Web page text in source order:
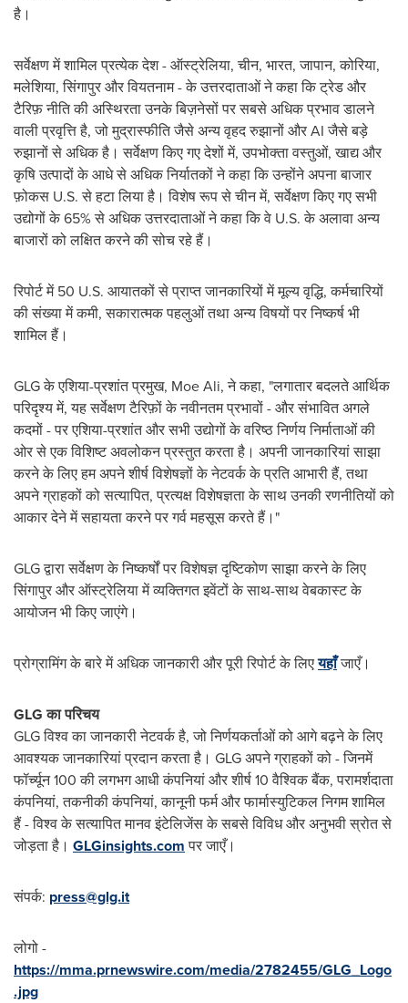
है।
सर्वेक्षण में शामिल प्रत्येक देश - ऑस्ट्रेलिया, चीन, भारत, जापान, कोरिया,
मलेशिया, सिंगापुर और वियतनाम - के उत्तरदाताओं ने कहा कि ट्रेड और
टैरिफ़ नीति की अस्थिरता उनके बिज़नेसों पर सबसे अधिक प्रभाव डालने
वाली प्रवृत्ति है, जो मुद्रास्फीति जैसे अन्य वृहद रुझानों और AI जैसे बड़े
रुझानों से अधिक है। सर्वेक्षण किए गए देशों में, उपभोक्ता वस्तुओं, खाद्य और
कृषि उत्पादों के आधे से अधिक निर्यातकों ने कहा कि उन्होंने अपना बाजार
फ़ोकस U.S. से हटा लिया है। विशेष रूप से चीन में, सर्वेक्षण किए गए सभी
उद्योगों के 65% से अधिक उत्तरदाताओं ने कहा कि वे U.S. के अलावा अन्य
बाजारों को लक्षित करने की सोच रहे हैं।
रिपोर्ट में 50 U.S. आयातकों से प्राप्त जानकारियों में मूल्य वृद्धि, कर्मचारियों
की संख्या में कमी, सकारात्मक पहलुओं तथा अन्य विषयों पर निष्कर्ष भी
शामिल हैं।
GLG के एशिया-प्रशांत प्रमुख, Moe Ali, ने कहा, "लगातार बदलते आर्थिक
परिदृश्य में, यह सर्वेक्षण टैरिफ़ों के नवीनतम प्रभावों - और संभावित अगले
कदमों - पर एशिया-प्रशांत और सभी उद्योगों के वरिष्ठ निर्णय निर्माताओं की
ओर से एक विशिष्ट अवलोकन प्रस्तुत करता है। अपनी जानकारियां साझा
करने के लिए हम अपने शीर्ष विशेषज्ञों के नेटवर्क के प्रति आभारी हैं, तथा
अपने ग्राहकों को सत्यापित, प्रत्यक्ष विशेषज्ञता के साथ उनकी रणनीतियों को
आकार देने में सहायता करने पर गर्व महसूस करते हैं।"
GLG द्वारा सर्वेक्षण के निष्कर्षों पर विशेषज्ञ दृष्टिकोण साझा करने के लिए
सिंगापुर और ऑस्ट्रेलिया में व्यक्तिगत इवेंटों के साथ-साथ वेबकास्ट के
आयोजन भी किए जाएंगे।
प्रोग्रामिंग के बारे में अधिक जानकारी और पूरी रिपोर्ट के लिएयहाँजाएँ।
GLG का परिचय
GLG विश्व का जानकारी नेटवर्क है, जो निर्णयकर्ताओं को आगे बढ़ने के लिए
आवश्यक जानकारियां प्रदान करता है। GLG अपने ग्राहकों को - जिनमें
फॉर्च्यून 100 की लगभग आधी कंपनियां और शीर्ष 10 वैश्विक बैंक, परामर्शदाता
कंपनियां, तकनीकी कंपनियां, कानूनी फर्म और फार्मास्युटिकल निगम शामिल
हैं - विश्व के सत्यापित मानव इंटेलिजेंस के सबसे विविध और अनुभवी स्रोत से
जोड़ता है। GLGinsights.comपर जाएँ।
संपर्क: press@glg.it
लोगो -
https://mma.prnewswire.com/media/2782455/GLG_Logo
.jpg